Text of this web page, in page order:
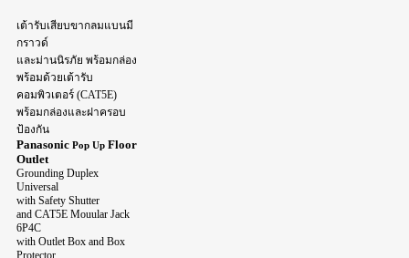
เต้ารับเสียบขากลมแบนมี
กราวด์
และม่านนิรภัย พร้อมกล่อง
พร้อมด้วยเต้ารับ
คอมพิวเตอร์ (CAT5E)
พร้อมกล่องและฝาครอบ
ป้องกัน
Panasonic Pop Up Floor
Outlet
Grounding Duplex
Universal
with Safety Shutter
and CAT5E Mouular Jack
6P4C
with Outlet Box and Box
Protector